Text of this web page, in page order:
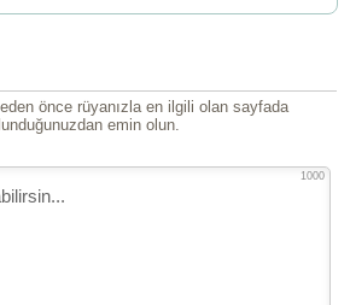
önce rüyanızla en ilgili olan sayfada
emin olun.
1000